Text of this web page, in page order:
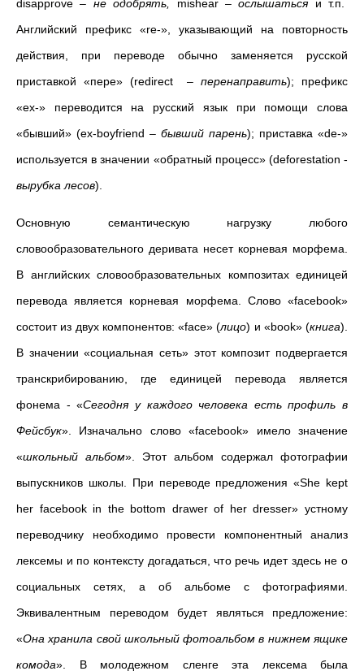
disapprove– не одобрять, mishear –ослышатьсяи т.п.
Английский префикс «re-», указывающий на повторность
действия, при переводе обычно заменяется русской
приставкой «пере» (redirect –перенаправить); префикс
«ex-» переводится на русский язык при помощи слова
«бывший» (ex-boyfriend – бывший парень); приставка «de-»
используется в значении «обратный процесс» (deforestation -
вырубка лесов).
Основную семантическую нагрузку любого
словообразовательного деривата несет корневая морфема.
В английских словообразовательных композитах единицей
перевода является корневая морфема. Слово «facebook»
состоит из двух компонентов: «face» (лицо) и «book» (книга).
В значении «социальная сеть» этот композит подвергается
транскрибированию, где единицей перевода является
фонема - «Сегодня у каждого человека есть профиль в
Фейсбук». Изначально слово «facebook» имело значение
«школьный альбом». Этот альбом содержал фотографии
выпускников школы. При переводе предложения «She kept
her facebook in the bottom drawer of her dresser» устному
переводчику необходимо провести компонентный анализ
лексемы и по контексту догадаться, что речь идет здесь не о
социальных сетях, а об альбоме с фотографиями.
Эквивалентным переводом будет являться предложение:
«Она хранила свой школьный фотоальбом в нижнем ящике
комода». В молодежном сленге эта лексема была